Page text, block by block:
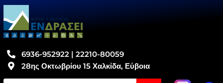
6936-952922 | 22210-80059
28ης Οκτωβρίου 15 Χαλκίδα, Εύβοια